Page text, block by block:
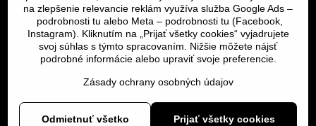
SERVIS KURIÉROM
Servis a oprava | slovit.sk
© Copyright
na zlepšenie relevancie reklám využíva služba Google Ads –
podrobnosti tu alebo Meta – podrobnosti tu (Facebook,
Instagram). Kliknutím na „Prijať všetky cookies“ vyjadrujete
svoj súhlas s týmto spracovaním. Nižšie môžete nájsť
podrobné informácie alebo upraviť svoje preferencie.
Zásady ochrany osobných údajov
Prijať všetky cookies
Odmietnuť všetko